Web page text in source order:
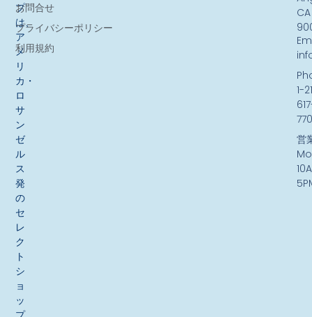
プ
は、
ア
メ
リ
カ・
ロ
サ
ン
ゼ
ル
ス
発
の
セ
レ
ク
ト
シ
ョ
ッ
お問合せ
プライバシーポリシー
利用規約
CA
1-
営